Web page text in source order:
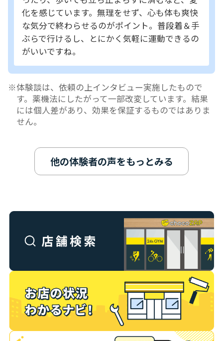
化を感じています。無理をせず、心も体も爽快
な気分で終わらせるのがポイント。普段着＆手
ぶらで行けるし、とにかく気軽に運動できるの
がいいですね。
体験談は、依頼の上インタビュー実施したもので
す。薬機法にしたがって一部改変しています。結果
には個人差があり、効果を保証するものではありま
せん。
他の体験者の声をもっとみる